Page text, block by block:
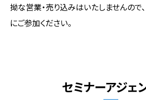
拗な営業・売り込みはいたしませんので
にご参加ください。
セミナーアジェ